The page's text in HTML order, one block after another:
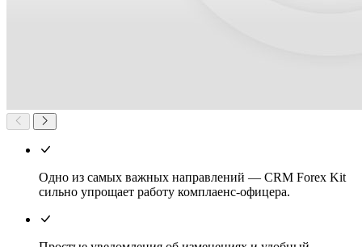
Одно из самых важных направлений — CRM Forex Kit
сильно упрощает работу комплаенс-офицера.